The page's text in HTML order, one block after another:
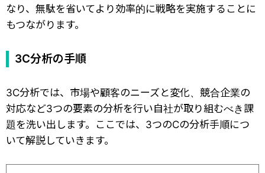
なり、無駄を省いてより効率的に戦略を実施することに
もつながります。
3C分析の手順
3C分析では、市場や顧客のニーズと変化、競合企業の
対応など3つの要素の分析を行い自社が取り組むべき課
題を洗い出します。ここでは、3つのCの分析手順につ
いて解説していきます。